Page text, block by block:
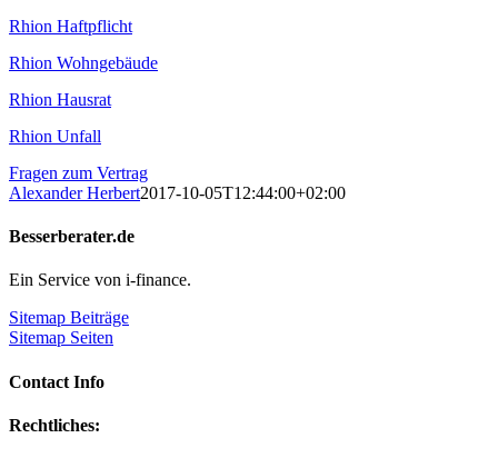
Rhion Haftpflicht
Rhion Wohngebäude
Rhion Hausrat
Rhion Unfall
Fragen zum Vertrag
Alexander Herbert2017-10-05T12:44:00+02:00
Besserberater.de
Ein Service von i-finance.
Sitemap Beiträge
Sitemap Seiten
Contact Info
Rechtliches: